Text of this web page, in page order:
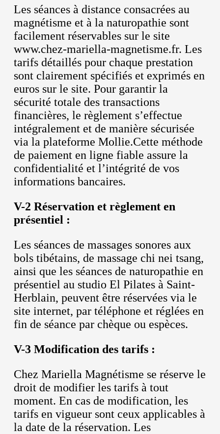
Les séances à distance consacrées au
magnétisme et à la naturopathie sont
facilement réservables sur le site
www.chez-mariella-magnetisme.fr. Les
tarifs détaillés pour chaque prestation
sont clairement spécifiés et exprimés en
euros sur le site. Pour garantir la
sécurité totale des transactions
financières, le règlement s’effectue
intégralement et de manière sécurisée
via la plateforme Mollie.Cette méthode
de paiement en ligne fiable assure la
confidentialité et l’intégrité de vos
informations bancaires.
V-2 Réservation et règlement en
présentiel :
Les séances de massages sonores aux
bols tibétains, de massage chi nei tsang,
ainsi que les séances de naturopathie en
présentiel au studio El Pilates à Saint-
Herblain, peuvent être réservées via le
site internet, par téléphone et réglées en
fin de séance par chèque ou espèces.
V-3 Modification des tarifs :
Chez Mariella Magnétisme se réserve le
droit de modifier les tarifs à tout
moment. En cas de modification, les
tarifs en vigueur sont ceux applicables à
la date de la réservation. Les